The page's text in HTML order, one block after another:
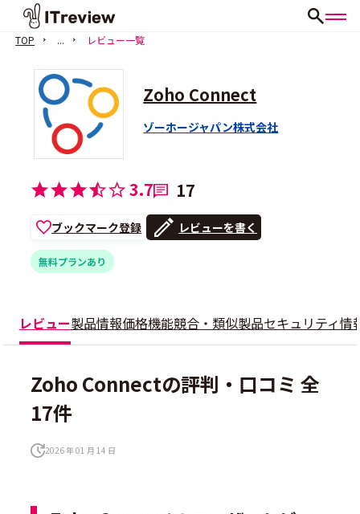
TOP ... レビュー一覧
Zoho Connect
ゾーホージャパン株式会社
3.7 17
ブックマーク登録 レビューを書く
無料プランあり
レビュー製品情報価格機能競合・類似製品セキュリティ情
Zoho Connectの評判・口コミ 全
17件
2026 年 01 月 14 日